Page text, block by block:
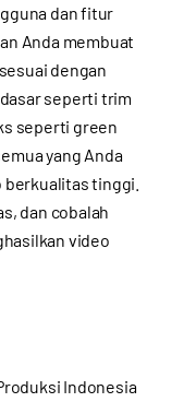
dan fitur
Anda membuat
dengan
seperti trim
seperti green
yang Anda
tinggi.
dan cobalah
video
Indonesia